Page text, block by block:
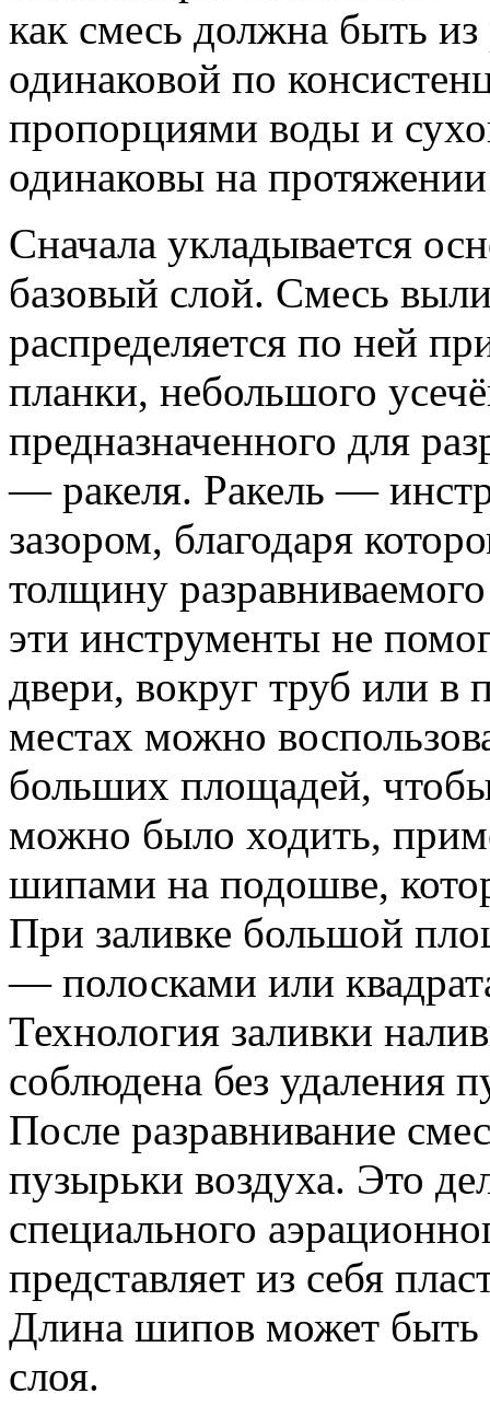
как смесь должна быть
одинаковой по
пропорциями воды и
одинаковы на
Сначала укладывается
базовый слой. Смесь
распределяется по ней
планки, небольшого
предназначенного для
— ракеля. Ракель —
зазором, благодаря
толщину
эти инструменты не
двери, вокруг труб или
местах можно
больших площадей,
можно было ходить,
шипами на подошве,
При заливке большой
— полосками или
Технология заливки
соблюдена без удаления
После разравнивание
пузырьки воздуха. Это
специального
представляет из себя
Длина шипов может быть
слоя.